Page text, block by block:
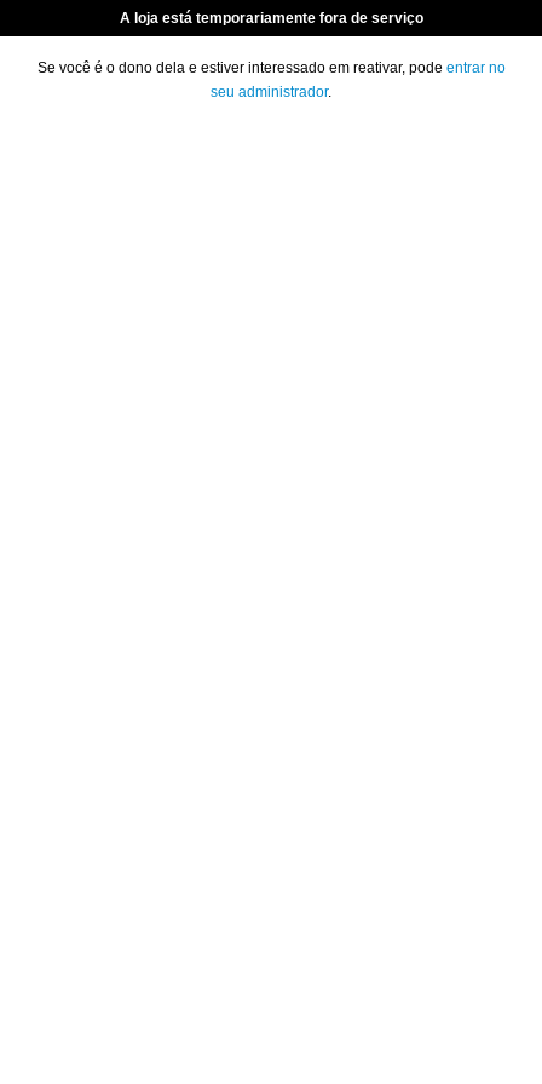
A loja está temporariamente fora de serviço
Se você é o dono dela e estiver interessado em reativar, pode entrar no
seu administrador.